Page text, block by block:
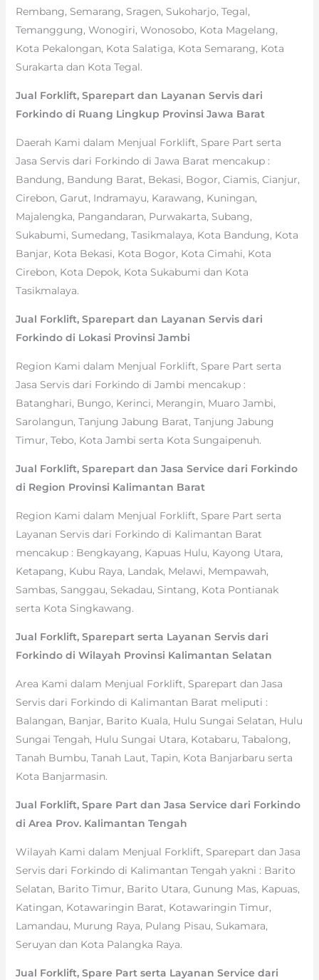
Rembang, Semarang, Sragen, Sukoharjo, Tegal,
Temanggung, Wonogiri, Wonosobo, Kota Magelang,
Kota Pekalongan, Kota Salatiga, Kota Semarang, Kota
Surakarta dan Kota Tegal.
Jual Forklift, Sparepart dan Layanan Servis dari
Forkindo di Ruang Lingkup Provinsi Jawa Barat
Daerah Kami dalam Menjual Forklift, Spare Part serta
Jasa Servis dari Forkindo di Jawa Barat mencakup :
Bandung, Bandung Barat, Bekasi, Bogor, Ciamis, Cianjur,
Cirebon, Garut, Indramayu, Karawang, Kuningan,
Majalengka, Pangandaran, Purwakarta, Subang,
Sukabumi, Sumedang, Tasikmalaya, Kota Bandung, Kota
Banjar, Kota Bekasi, Kota Bogor, Kota Cimahi, Kota
Cirebon, Kota Depok, Kota Sukabumi dan Kota
Tasikmalaya.
Jual Forklift, Sparepart dan Layanan Servis dari
Forkindo di Lokasi Provinsi Jambi
Region Kami dalam Menjual Forklift, Spare Part serta
Jasa Servis dari Forkindo di Jambi mencakup :
Batanghari, Bungo, Kerinci, Merangin, Muaro Jambi,
Sarolangun, Tanjung Jabung Barat, Tanjung Jabung
Timur, Tebo, Kota Jambi serta Kota Sungaipenuh.
Jual Forklift, Sparepart dan Jasa Service dari Forkindo
di Region Provinsi Kalimantan Barat
Region Kami dalam Menjual Forklift, Spare Part serta
Layanan Servis dari Forkindo di Kalimantan Barat
mencakup : Bengkayang, Kapuas Hulu, Kayong Utara,
Ketapang, Kubu Raya, Landak, Melawi, Mempawah,
Sambas, Sanggau, Sekadau, Sintang, Kota Pontianak
serta Kota Singkawang.
Jual Forklift, Sparepart serta Layanan Servis dari
Forkindo di Wilayah Provinsi Kalimantan Selatan
Area Kami dalam Menjual Forklift, Sparepart dan Jasa
Servis dari Forkindo di Kalimantan Barat meliputi :
Balangan, Banjar, Barito Kuala, Hulu Sungai Selatan, Hulu
Sungai Tengah, Hulu Sungai Utara, Kotabaru, Tabalong,
Tanah Bumbu, Tanah Laut, Tapin, Kota Banjarbaru serta
Kota Banjarmasin.
Jual Forklift, Spare Part dan Jasa Service dari Forkindo
di Area Prov. Kalimantan Tengah
Wilayah Kami dalam Menjual Forklift, Sparepart dan Jasa
Servis dari Forkindo di Kalimantan Tengah yakni : Barito
Selatan, Barito Timur, Barito Utara, Gunung Mas, Kapuas,
Katingan, Kotawaringin Barat, Kotawaringin Timur,
Lamandau, Murung Raya, Pulang Pisau, Sukamara,
Seruyan dan Kota Palangka Raya.
Jual Forklift, Spare Part serta Layanan Service dari